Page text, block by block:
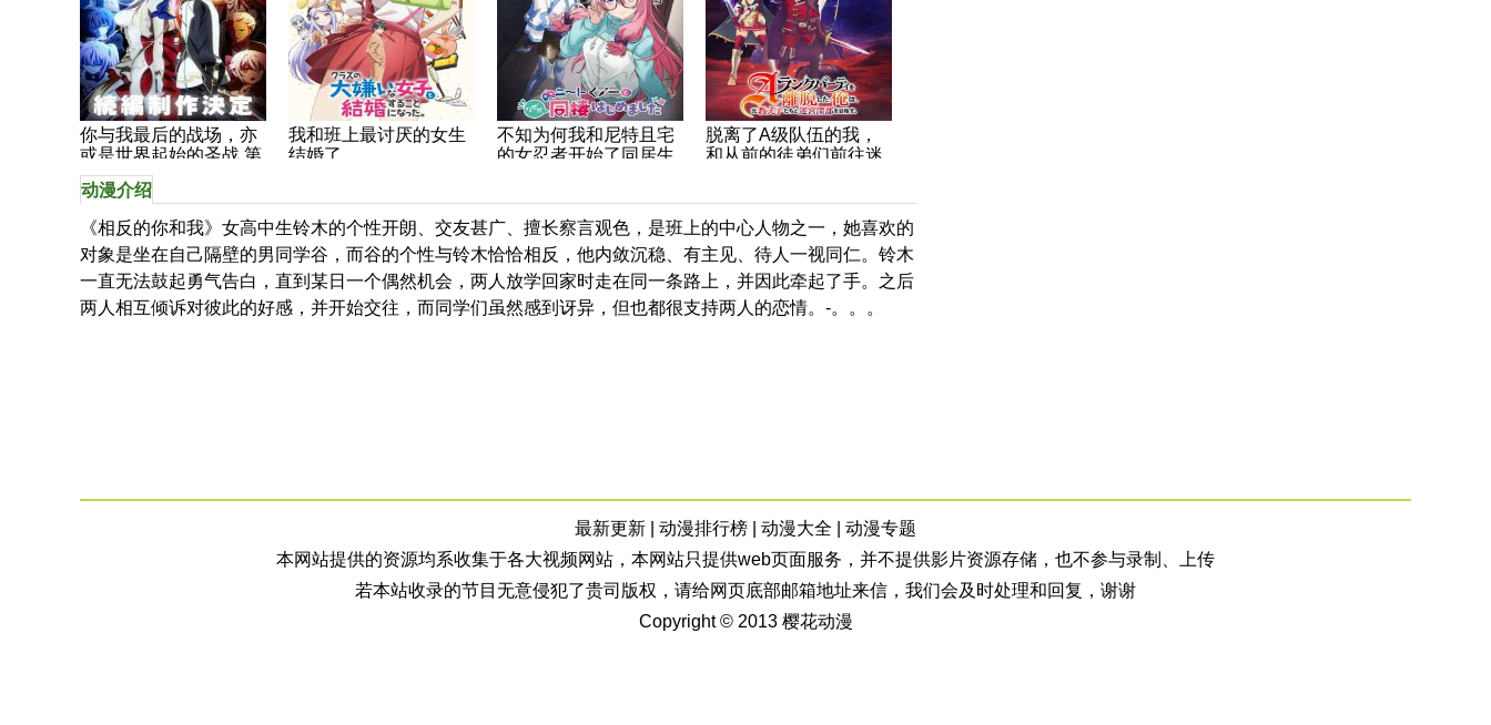
你与我最后的战场，亦
或是世界起始的圣战 第
二季
我和班上最讨厌的女生
结婚了。
不知为何我和尼特且宅
的女忍者开始了同居生
脱离了A级队伍的我，
和从前的徒弟们前往迷
动漫介绍
《相反的你和我》女高中生铃木的个性开朗、交友甚广、擅长察言观色，是班上的中心人物之一，她喜欢的
对象是坐在自己隔壁的男同学谷，而谷的个性与铃木恰恰相反，他内敛沉稳、有主见、待人一视同仁。铃木
一直无法鼓起勇气告白，直到某日一个偶然机会，两人放学回家时走在同一条路上，并因此牵起了手。之后
两人相互倾诉对彼此的好感，并开始交往，而同学们虽然感到讶异，但也都很支持两人的恋情。-。。。
最新更新 动漫排行榜 动漫大全
动漫专题
本网站提供的资源均系收集于各大视频网站，本网站只提供web页面服务，并不提供影片资源存储，也不参与录制、上传
若本站收录的节目无意侵犯了贵司版权，请给网页底部邮箱地址来信，我们会及时处理和回复，谢谢
Copyright © 2013 樱花动漫